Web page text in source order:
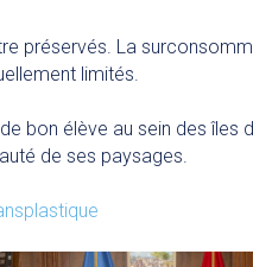
préservés. La
limités.
bon élève au sein des
de ses paysages.